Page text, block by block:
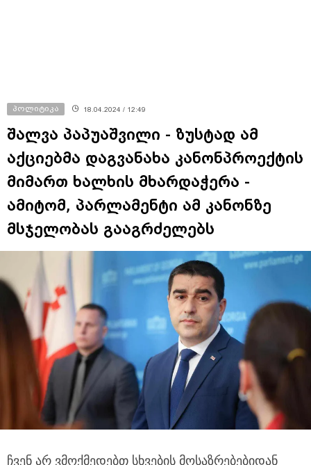
პოლიტიკა 18.04.2024 / 12:49
შალვა პაპუაშვილი - ზუსტად ამ
აქციებმა დაგვანახა კანონპროექტის
მიმართ ხალხის მხარდაჭერა -
ამიტომ, პარლამენტი ამ კანონზე
მსჯელობას გააგრძელებს
ჩვენ არ ვმოქმედებთ სხვების მოსაზრებებიდან